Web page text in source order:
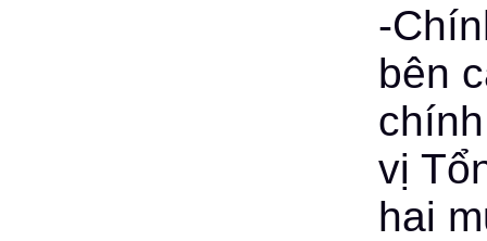
-
bên
vị
hai